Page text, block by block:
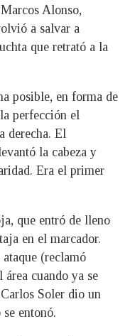
Alonso,
a salvar a
que retrató a la
posible, en forma de
perfección el
derecha. El
la cabeza y
Era el primer
que entró de lleno
en el marcador.
(reclamó
cuando ya se
Soler dio un
entonó.